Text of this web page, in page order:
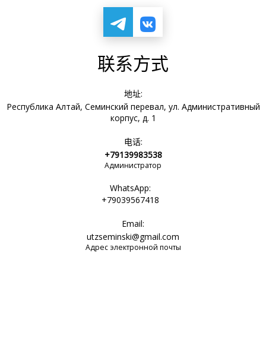
联系方式
地址:
Республика Алтай, Семинский перевал, ул. Административный
корпус, д. 1
电话:
+79139983538
Администратор
WhatsApp:
+79039567418
Email:
utzseminski@gmail.com
Адрес электронной почты